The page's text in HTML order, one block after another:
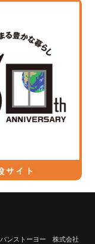
ンストーヨー 株式会社